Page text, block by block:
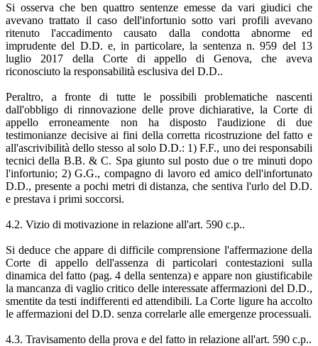
Si osserva che ben quattro sentenze emesse da vari giudici che
avevano trattato il caso dell'infortunio sotto vari profili avevano
ritenuto l'accadimento causato dalla condotta abnorme ed
imprudente del D.D. e, in particolare, la sentenza n. 959 del 13
luglio 2017 della Corte di appello di Genova, che aveva
riconosciuto la responsabilità esclusiva del D.D..
Peraltro, a fronte di tutte le possibili problematiche nascenti
dall'obbligo di rinnovazione delle prove dichiarative, la Corte di
appello erroneamente non ha disposto l'audizione di due
testimonianze decisive ai fini della corretta ricostruzione del fatto e
all'ascrivibilità dello stesso al solo D.D.: 1) F.F., uno dei responsabili
tecnici della B.B. & C. Spa giunto sul posto due o tre minuti dopo
l'infortunio; 2) G.G., compagno di lavoro ed amico dell'infortunato
D.D., presente a pochi metri di distanza, che sentiva l'urlo del D.D.
e prestava i primi soccorsi.
4.2. Vizio di motivazione in relazione all'art. 590 c.p..
Si deduce che appare di difficile comprensione l'affermazione della
Corte di appello dell'assenza di particolari contestazioni sulla
dinamica del fatto (pag. 4 della sentenza) e appare non giustificabile
la mancanza di vaglio critico delle interessate affermazioni del D.D.,
smentite da testi indifferenti ed attendibili. La Corte ligure ha accolto
le affermazioni del D.D. senza correlarle alle emergenze processuali.
4.3. Travisamento della prova e del fatto in relazione all'art. 590 c.p..